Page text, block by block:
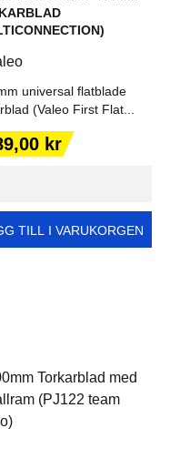
universal flatblade
(Valeo First Flat...
kr
TILL I VARUKORGEN